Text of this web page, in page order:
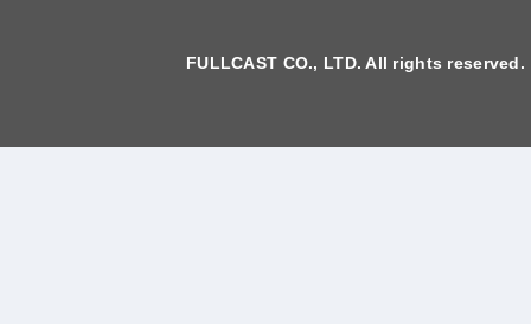
FULLCAST CO., LTD. All rights reserved.